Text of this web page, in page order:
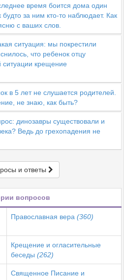
время боится дома один
будто за ним кто-то наблюдает. Как
с ваших слов.
ситуация: мы покрестили
что ребенок отцу
ситуации крещение
в 5 лет не слушается родителей.
не знаю, как быть?
динозавры существовали и
Ведь до грехопадения не
и ответы
вопросов
Православная вера (360)
Крещение и огласительные
беседы (262)
Священное Писание и